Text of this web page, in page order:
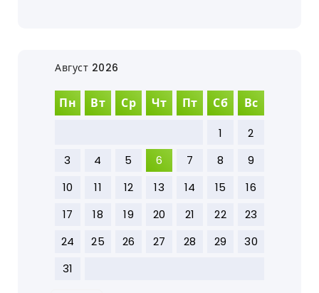
Август 2026
Пн Вт Ср Чт Пт Сб Вс
1
2
3
4 5 6 7 8
9
10
11 12 13 14 15
16
17
18 19 20 21 22
23
24
25 26 27 28 29
30
31